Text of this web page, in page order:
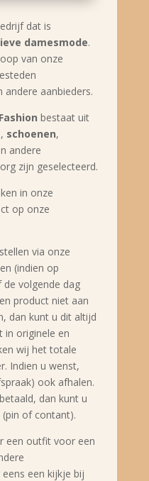
dat is
damesmode.
van onze
andere aanbieders.
bestaat uit
, schoenen,
andere
zijn geselecteerd.
in onze
op onze
via onze
(indien op
volgende dag
product niet aan
dan kunt u dit altijd
in originele en
wij het totale
Indien u wenst,
ook afhalen.
dan kunt u
of contant).
een outfit voor een
een kijkje bij